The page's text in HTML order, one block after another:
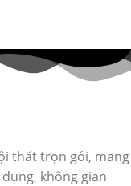
thất trọn gói, mang
không gian